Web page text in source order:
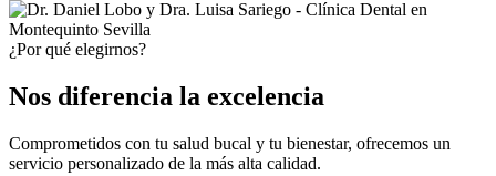
¿Por qué elegirnos?
Nos diferencia la excelencia
Comprometidos con tu salud bucal y tu bienestar, ofrecemos un
servicio personalizado de la más alta calidad.